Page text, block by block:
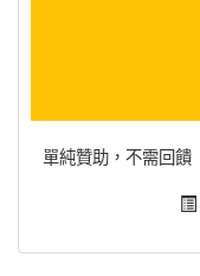
單純贊助，不需回饋